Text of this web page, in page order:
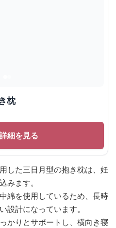
枕
細を見る
した三日月型の抱き枕は、妊
みます。
綿を使用しているため、長時
設計になっています。
かりとサポートし、横向き寝